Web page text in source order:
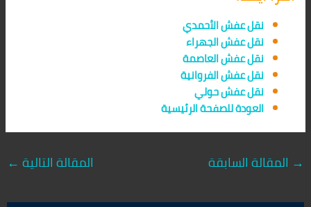
نقل عفش الأحمدي
نقل عفش الجهراء
نقل عفش العاصمة
نقل عفش الفروانية
نقل عفش حولي
العودة للصفحة الرئيسية
→ المقالة السابقة المقالة التالية ←